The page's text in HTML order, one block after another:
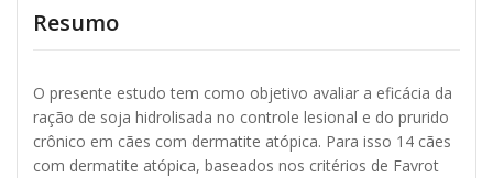
Resumo
O presente estudo tem como objetivo avaliar a eficácia da
ração de soja hidrolisada no controle lesional e do prurido
crônico em cães com dermatite atópica. Para isso 14 cães
com dermatite atópica, baseados nos critérios de Favrot